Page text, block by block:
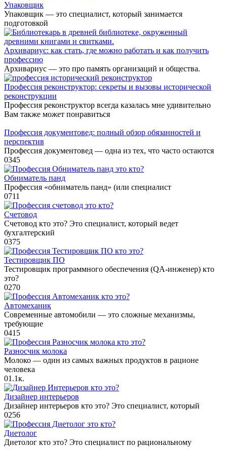
Упаковщик
Упаковщик — это специалист, который занимается
подготовкой
Архивариус: как стать, где можно работать и как получить
профессию
Архивариус — это про память организаций и общества.
Профессия реконструктор: секреты и вызовы исторической
реконструкции
Профессия реконструктор всегда казалась мне удивительно
Вам также может понравиться
Профессия документовед: полный обзор обязанностей и
перспектив
Профессия документовед — одна из тех, что часто остаются
0345
Обниматель панд
Профессия «обниматель панд» (или специалист
0711
Счетовод
Счетовод кто это? Это специалист, который ведет
бухгалтерский
0375
Тестировщик ПО
Тестировщик программного обеспечения (QA-инженер) кто
это?
0270
Автомеханик
Современные автомобили — это сложные механизмы,
требующие
0415
Разносчик молока
Молоко — один из самых важных продуктов в рационе
человека
01.1к.
Дизайнер интерьеров
Дизайнер интерьеров кто это? Это специалист, который
0256
Диетолог
Диетолог кто это? Это специалист по рациональному